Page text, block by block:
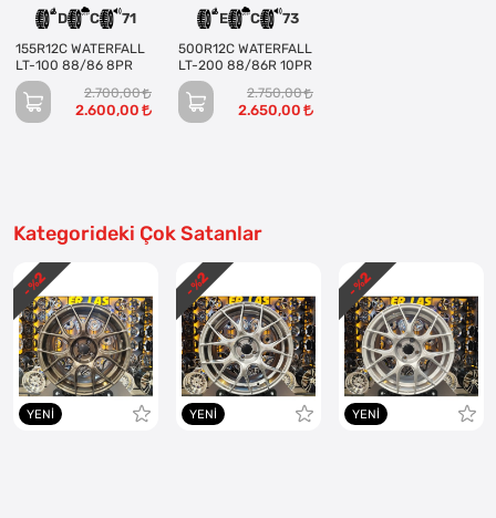
D C 71
155R12C WATERFALL
LT-100 88/86 8PR
2.700,00
2.600,00
E C 73
500R12C WATERFALL
LT-200 88/86R 10PR
2.750,00
2.650,00
Kategorideki Çok Satanlar
YENI
- %
2
YENI
- %
2
YENI
- %
2